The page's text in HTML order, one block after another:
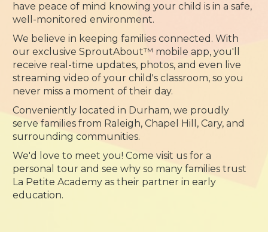
have peace of mind knowing your child is in a safe,
well-monitored environment.
We believe in keeping families connected. With
our exclusive SproutAbout™ mobile app, you'll
receive real-time updates, photos, and even live
streaming video of your child's classroom, so you
never miss a moment of their day.
Conveniently located in Durham, we proudly
serve families from Raleigh, Chapel Hill, Cary, and
surrounding communities.
We'd love to meet you! Come visit us for a
personal tour and see why so many families trust
La Petite Academy as their partner in early
education.